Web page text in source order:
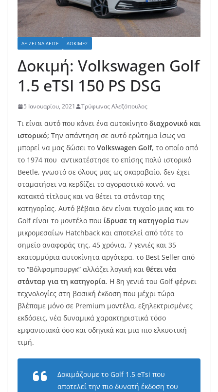
ΑΞΊΖΕΙ ΝΑ ΔΕΊΤΕ ΔΟΚΙΜΈΣ
Δοκιμή: Volkswagen Golf
1.5 eTSI 150 PS DSG
5 Ιανουαρίου, 2021 Τρύφωνας Αλεξόπουλος
Τι είναι αυτό που κάνει ένα αυτοκίνητο διαχρονικό και
ιστορικό; Την απάντηση σε αυτό ερώτημα ίσως να
μπορεί να μας δώσει το Volkswagen Golf, το οποίο από
το 1974 που αντικατέστησε το επίσης πολύ ιστορικό
Beetle, γνωστό σε όλους μας ως σκαραβαίο, δεν έχει
σταματήσει να κερδίζει το αγοραστικό κοινό, να
κατακτά τίτλους και να θέτει τα στάνταρ της
κατηγορίας. Αυτό βέβαια δεν είναι τυχαίο μιας και το
Golf είναι το μοντέλο που ίδρυσε τη κατηγορία των
μικρομεσαίων Hatchback και αποτελεί από τότε το
σημείο αναφοράς της. 45 χρόνια, 7 γενιές και 35
εκατομμύρια αυτοκίνητα αργότερα, το Best Seller από
το “Βόλφσμπουργκ” αλλάζει λογική και θέτει νέα
στάνταρ για τη κατηγορία. Η 8η γενιά του Golf φέρνει
τεχνολογίες στη βασική έκδοση που μέχρι τώρα
βλέπαμε μόνο σε Premium μοντέλα, εξηλεκτρισμένες
εκδόσεις, νέα δυναμικά χαρακτηριστικά τόσο
εμφανισιακά όσο και οδηγικά και μια πιο ελκυστική
τιμή.
Δοκιμάζουμε το Golf 1.5 eTsi που
αποτελεί την πιο δυνατή έκδοση του